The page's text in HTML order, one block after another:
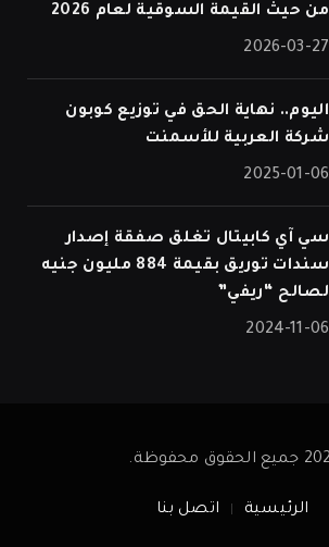
من حيث القيمة السوقية لعام 2026
2026-03-27
اليوم.. نهاية الحق في توزيع كوبون
شركة العربية للأسمنت
2025-01-06
سي آي كابيتال تغلق صفقة إصدار
سندات توريق بقيمة 884 مليون جنيه
لصالح “ريفي”
2024-11-06
الرئيسية اتصل بنا